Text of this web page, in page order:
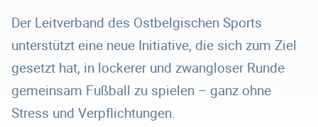
Der Leitverband des Ostbelgischen Sports
unterstützt eine neue Initiative, die sich zum Ziel
gesetzt hat, in lockerer und zwangloser Runde
gemeinsam Fußball zu spielen – ganz ohne
Stress und Verpflichtungen.